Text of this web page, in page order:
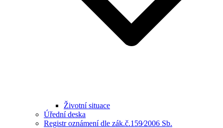
Životní situace
Úřední deska
Registr oznámení dle zák.č.159⁄2006 Sb.